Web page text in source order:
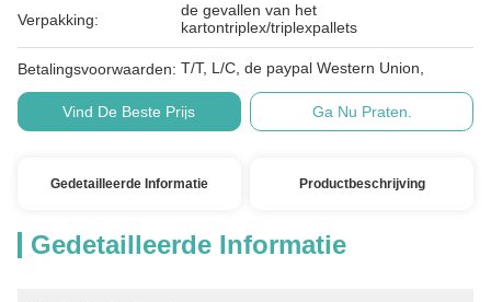
Verpakking:
de gevallen van het
kartontriplex/triplexpallets
Betalingsvoorwaarden: T/T, L/C, de paypal Western Union,
Vind De Beste Prijs Ga Nu Praten.
Gedetailleerde Informatie Productbeschrijving
Gedetailleerde Informatie